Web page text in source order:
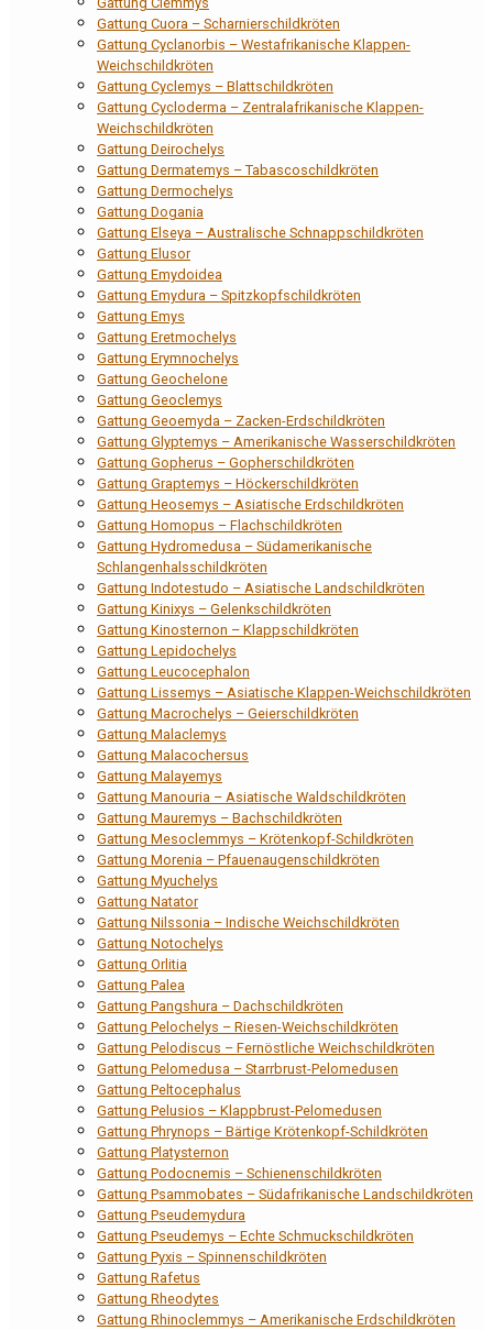
Gattung Cuora – Scharnierschildkröten
Gattung Cyclanorbis – Westafrikanische Klappen-
Weichschildkröten
Gattung Cyclemys – Blattschildkröten
Gattung Cycloderma – Zentralafrikanische Klappen-
Weichschildkröten
Gattung Deirochelys
Gattung Dermatemys – Tabascoschildkröten
Gattung Dermochelys
Gattung Dogania
Gattung Elseya – Australische Schnappschildkröten
Gattung Elusor
Gattung Emydoidea
Gattung Emydura – Spitzkopfschildkröten
Gattung Emys
Gattung Eretmochelys
Gattung Erymnochelys
Gattung Geochelone
Gattung Geoclemys
Gattung Geoemyda – Zacken-Erdschildkröten
Gattung Glyptemys – Amerikanische Wasserschildkröten
Gattung Gopherus – Gopherschildkröten
Gattung Graptemys – Höckerschildkröten
Gattung Heosemys – Asiatische Erdschildkröten
Gattung Homopus – Flachschildkröten
Gattung Hydromedusa – Südamerikanische
Schlangenhalsschildkröten
Gattung Indotestudo – Asiatische Landschildkröten
Gattung Kinixys – Gelenkschildkröten
Gattung Kinosternon – Klappschildkröten
Gattung Lepidochelys
Gattung Leucocephalon
Gattung Lissemys – Asiatische Klappen-Weichschildkröten
Gattung Macrochelys – Geierschildkröten
Gattung Malaclemys
Gattung Malacochersus
Gattung Malayemys
Gattung Manouria – Asiatische Waldschildkröten
Gattung Mauremys – Bachschildkröten
Gattung Mesoclemmys – Krötenkopf-Schildkröten
Gattung Morenia – Pfauenaugenschildkröten
Gattung Myuchelys
Gattung Natator
Gattung Nilssonia – Indische Weichschildkröten
Gattung Notochelys
Gattung Orlitia
Gattung Palea
Gattung Pangshura – Dachschildkröten
Gattung Pelochelys – Riesen-Weichschildkröten
Gattung Pelodiscus – Fernöstliche Weichschildkröten
Gattung Pelomedusa – Starrbrust-Pelomedusen
Gattung Peltocephalus
Gattung Pelusios – Klappbrust-Pelomedusen
Gattung Phrynops – Bärtige Krötenkopf-Schildkröten
Gattung Platysternon
Gattung Podocnemis – Schienenschildkröten
Gattung Psammobates – Südafrikanische Landschildkröten
Gattung Pseudemydura
Gattung Pseudemys – Echte Schmuckschildkröten
Gattung Pyxis – Spinnenschildkröten
Gattung Rafetus
Gattung Rheodytes
Gattung Rhinoclemmys – Amerikanische Erdschildkröten